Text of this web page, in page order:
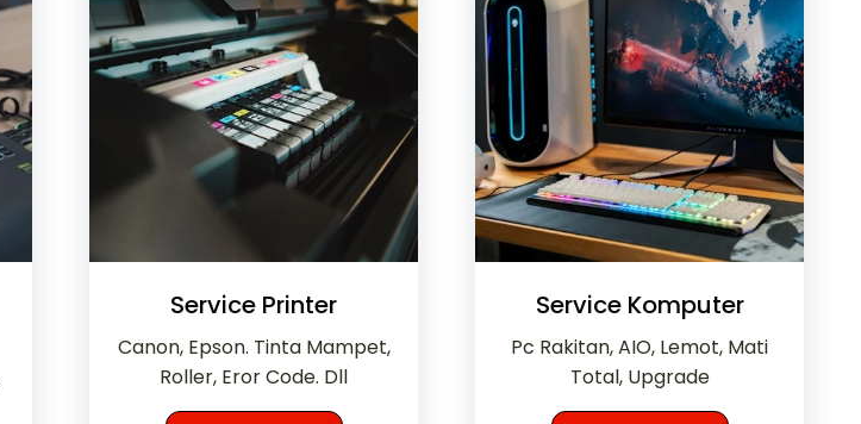
Service Printer
Canon, Epson. Tinta Mampet,
Roller, Eror Code. Dll
Service Komputer
Pc Rakitan, AIO, Lemot, Mati
Total, Upgrade